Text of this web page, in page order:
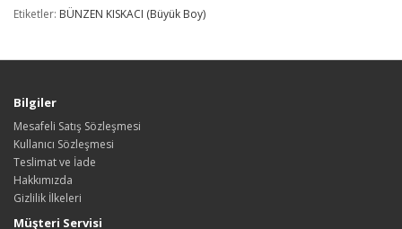
Etiketler: BÜNZEN KISKACI (Büyük Boy)
Bilgiler
Mesafeli Satış Sözleşmesi
Kullanıcı Sözleşmesi
Teslimat ve İade
Hakkımızda
Gizlilik İlkeleri
Müşteri Servisi